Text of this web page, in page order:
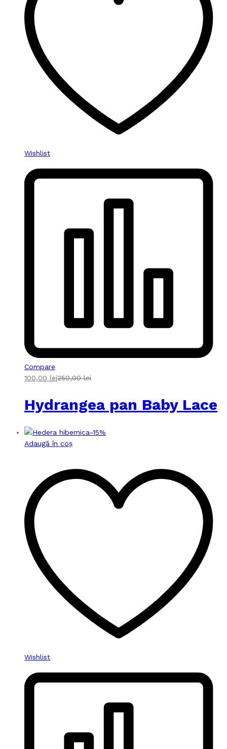
Wishlist
Compare
100,00 lei250,00lei
Hydrangea pan Baby Lace
-15%
Adaugă în coș
Wishlist